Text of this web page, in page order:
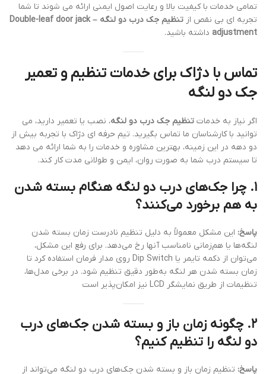
تمامی خدمات با کیفیت بالا و رعایت اصول ایمنی ارائه می شوند تا شما
تجربه ای بی نقص از
تنظیم جک درب دو لنگه – Double-leaf door jack
adjustment داشته باشید.
تماس با دژاک برای خدمات تنظیم و تعمیر
جک دو لنگه
اگر نیاز به خدمات تنظیم جک درب دو لنگه، نصب یا تعمیر دارید، می
توانید با کارشناسان ما تماس بگیرید. تیم حرفه ای دژاک با تجربه بیش از
دو دهه در این زمینه، بهترین مشاوره و خدمات را به شما ارائه می دهد
تا سیستم درب شما به صورت روان، ایمن و طولانی مدت کار کند.
۱. چرا جک‌های درب دو لنگه هنگام بسته شدن
به هم برخورد می‌کنند؟
پاسخ: این مشکل معمولاً به دلیل تنظیم نادرست زمان بسته شدن
لنگه‌ها یا هم‌زمانی نامناسب آنها رخ می‌دهد. برای رفع این مشکل،
می‌توان از دکمه تایمر یا Dip Switch روی مدار فرمان استفاده کرد تا
زمان بسته شدن هر لنگه به‌طور دقیق تنظیم شود. در برخی مدل‌ها،
تنظیمات از طریق نمایشگر LCD نیز امکان‌پذیر است
۲. چگونه زمان باز و بسته شدن جک‌های درب
دو لنگه را تنظیم کنیم؟
پاسخ: تنظیم زمان باز و بسته شدن جک‌های درب دو لنگه می‌تواند از